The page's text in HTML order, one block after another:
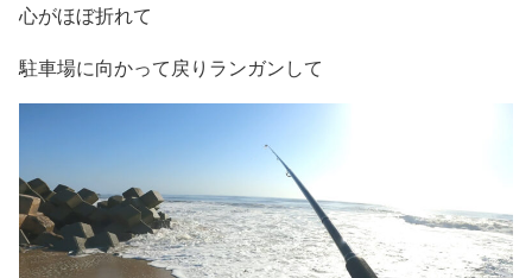
心がほぼ折れて
駐車場に向かって戻りランガンして